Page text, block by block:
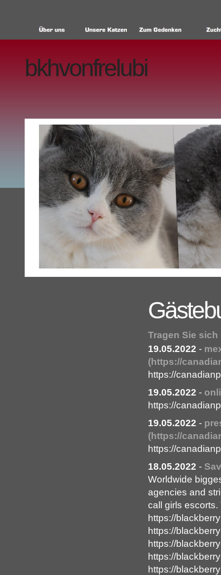
bkhvonfrelubi
Tragen Sie
19.05.2022 -
(https://
https://
19.05.2022 -
https://
19.05.2022 -
(https://
https://
18.05.2022 -
Worldwide
agencies and
call girls
https://
https://
https://
https://
https://